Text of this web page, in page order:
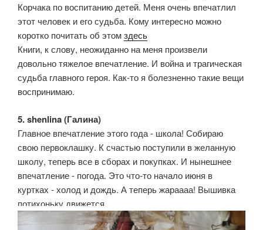
Корчака по воспитанию детей. Меня очень впечатлил
этот человек и его судьба. Кому интересно можно
коротко почитать об этомздесь
Книги, к слову, неожиданно на меня произвели
довольно тяжелое впечатление. И война и трагическая
судьба главного героя. Как-то я болезненно такие вещи
воспринимаю.
5. shenlina (Галина)
Главное впечатление этого года - школа! Собираю
свою первоклашку. К счастью поступили в желанную
школу, теперь все в сборах и покупках. И нынешнее
впечатление - погода. Это что-то начало июня в
куртках - холод и дождь. А теперь жараааа! Вышивка
потихоньку движется.